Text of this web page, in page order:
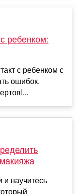
ребенком:
с ребенком с
ошибок.
и научитесь